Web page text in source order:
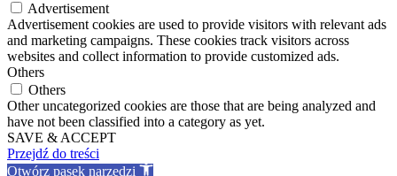
Advertisement
Advertisement cookies are used to provide visitors with relevant ads
and marketing campaigns. These cookies track visitors across
websites and collect information to provide customized ads.
Others
Others
Other uncategorized cookies are those that are being analyzed and
have not been classified into a category as yet.
SAVE & ACCEPT
Przejdź do treści
Otwórz pasek narzędzi